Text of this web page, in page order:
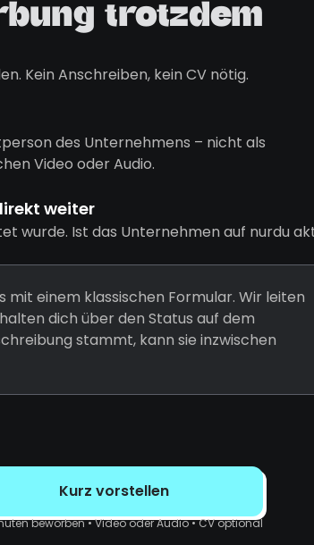
trotzdem
Kein Anschreiben, kein CV nötig.
des Unternehmens – nicht als
Video oder Audio.
weiter
wurde. Ist das Unternehmen auf nurdu
einem klassischen Formular. Wir leiten
dich über den Status auf dem
stammt, kann sie inzwischen
Kurz vorstellen
beworben • Video oder Audio • CV optional